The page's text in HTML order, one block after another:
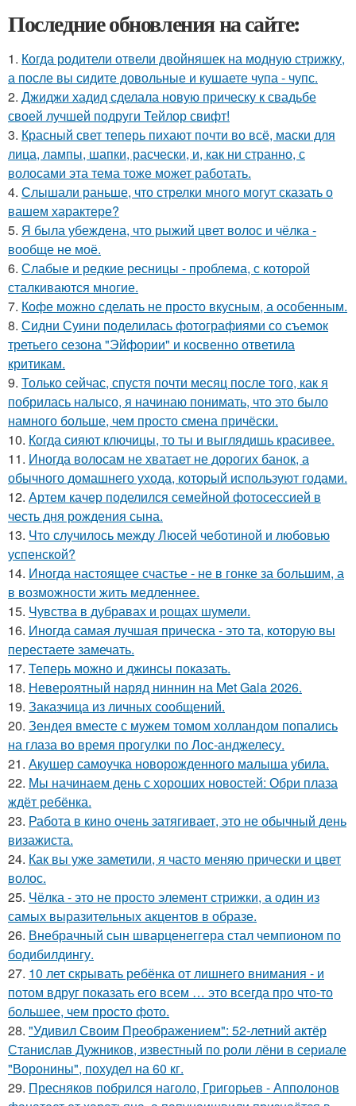
Последние обновления на сайте:
1. Когда родители отвели двойняшек на модную стрижку,
а после вы сидите довольные и кушаете чупа - чупс.
2. Джиджи хадид сделала новую прическу к свадьбе
своей лучшей подруги Тейлор свифт!
3. Красный свет теперь пихают почти во всё, маски для
лица, лампы, шапки, расчески, и, как ни странно, с
волосами эта тема тоже может работать.
4. Слышали раньше, что стрелки много могут сказать о
вашем характере?
5. Я была убеждена, что рыжий цвет волос и чёлка -
вообще не моё.
6. Слабые и редкие ресницы - проблема, с которой
сталкиваются многие.
7. Кофе можно сделать не просто вкусным, а особенным.
8. Сидни Суини поделилась фотографиями со съемок
третьего сезона "Эйфории" и косвенно ответила
критикам.
9. Только сейчас, спустя почти месяц после того, как я
побрилась налысо, я начинаю понимать, что это было
намного больше, чем просто смена причёски.
10. Когда сияют ключицы, то ты и выглядишь красивее.
11. Иногда волосам не хватает не дорогих банок, а
обычного домашнего ухода, который используют годами.
12. Артем качер поделился семейной фотосессией в
честь дня рождения сына.
13. Что случилось между Люсей чеботиной и любовью
успенской?
14. Иногда настоящее счастье - не в гонке за большим, а
в возможности жить медленнее.
15. Чувства в дубравах и рощах шумели.
16. Иногда самая лучшая прическа - это та, которую вы
перестаете замечать.
17. Теперь можно и джинсы показать.
18. Невероятный наряд ниннин на Met Gala 2026.
19. Заказчица из личных сообщений.
20. Зендея вместе с мужем томом холландом попались
на глаза во время прогулки по Лос-анджелесу.
21. Акушер самоучка новорожденного малыша убила.
22. Мы начинаем день с хороших новостей: Обри плаза
ждёт ребёнка.
23. Работа в кино очень затягивает, это не обычный день
визажиста.
24. Как вы уже заметили, я часто меняю прически и цвет
волос.
25. Чёлка - это не просто элемент стрижки, а один из
самых выразительных акцентов в образе.
26. Внебрачный сын шварценеггера стал чемпионом по
бодибилдингу.
27. 10 лет скрывать ребёнка от лишнего внимания - и
потом вдруг показать его всем … это всегда про что-то
большее, чем просто фото.
28. "Удивил Своим Преображением": 52-летний актёр
Станислав Дужников, известный по роли лёни в сериале
"Воронины", похудел на 60 кг.
29. Пресняков побрился наголо, Григорьев - Апполонов